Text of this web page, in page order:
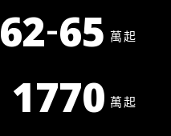
62-65 萬起
1770 萬起